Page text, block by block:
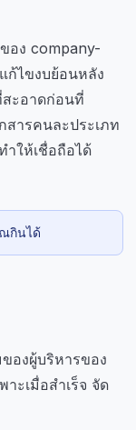
อง company-
ไขงบย้อนหลัง
ะอาดก่อนที่
สารคนละประเภท
ให้เชื่อถือได้
กินได้
องผู้บริหารของ
ะเมื่อสำเร็จ จัด